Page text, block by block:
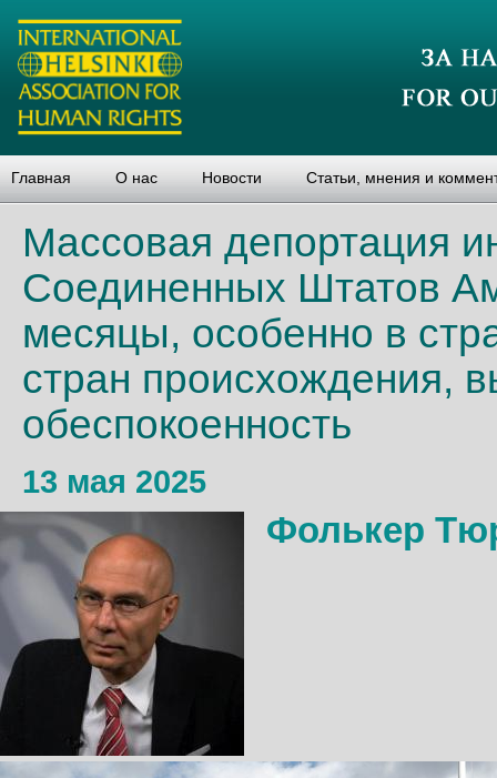
Главная О нас Новости Статьи, мнения и
Массовая депортация
Соединенных Штатов
месяцы, особенно в
стран происхождения,
обеспокоенность
13 мая 2025
Фолькер